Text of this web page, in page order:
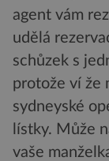
agent vám
udělá
schůzek s
protože ví že
sydneyské
lístky. Může
vaše